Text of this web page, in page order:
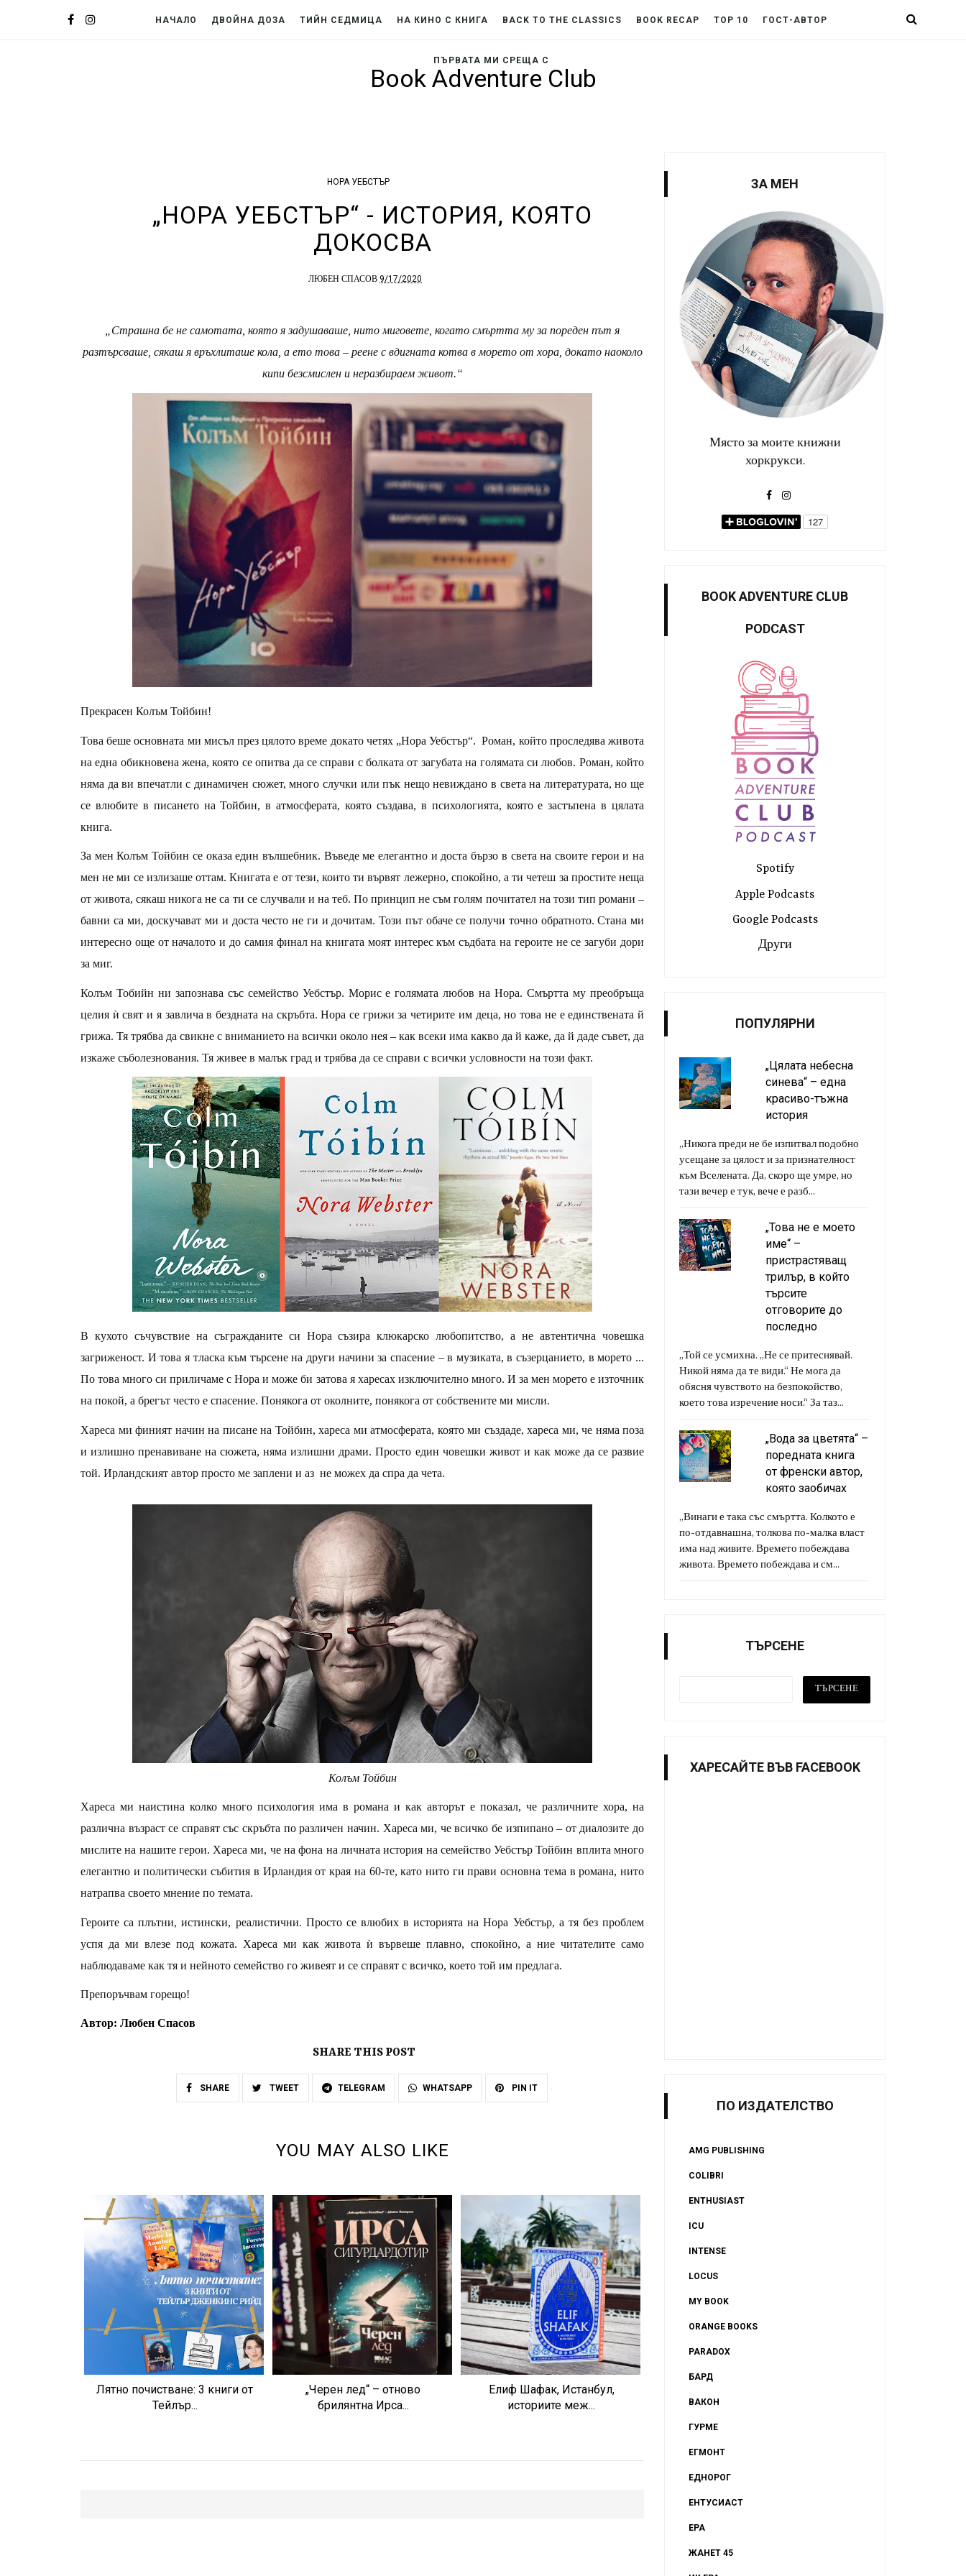
НАЧАЛО ДВОЙНА ДОЗА ТИЙН СЕДМИЦА НА КИНО С КНИГА BACK TO THE CLASSICS BOOK RECAP TOP 10 ГОСТ-АВТОР
ПЪРВАТА МИ СРЕЩА С
Book Adventure Club
НОРА УЕБСТЪР
„НОРА УЕБСТЪР“ - ИСТОРИЯ, КОЯТО
ДОКОСВА
ЛЮБЕН СПАСОВ 9/17/2020
„Страшна бе не самотата, която я задушаваше, нито миговете, когато смъртта му за пореден път я
разтърсваше, сякаш я връхлиташе кола, а ето това – реене с вдигната котва в морето от хора, докато наоколо
кипи безсмислен и неразбираем живот.“
Прекрасен Колъм Тойбин!
Това беше основната ми мисъл през цялото време докато четях „Нора Уебстър“. Роман, който проследява живота
на една обикновена жена, която се опитва да се справи с болката от загубата на голямата си любов. Роман, който
няма да ви впечатли с динамичен сюжет, много случки или пък нещо невиждано в света на литературата, но ще
се влюбите в писането на Тойбин, в атмосферата, която създава, в психологията, която е застъпена в цялата
книга.
За мен Колъм Тойбин се оказа един вълшебник. Въведе ме елегантно и доста бързо в света на своите герои и на
мен не ми се излизаше оттам. Книгата е от тези, които ти вървят лежерно, спокойно, а ти четеш за простите неща
от живота, сякаш никога не са ти се случвали и на теб. По принцип не съм голям почитател на този тип романи –
бавни са ми, доскучават ми и доста често не ги и дочитам. Този път обаче се получи точно обратното. Стана ми
интересно още от началото и до самия финал на книгата моят интерес към съдбата на героите не се загуби дори
за миг.
Колъм Тобийн ни запознава със семейство Уебстър. Морис е голямата любов на Нора. Смъртта му преобръща
целия ѝ свят и я завлича в бездната на скръбта. Нора се грижи за четирите им деца, но това не е единствената й
грижа. Тя трябва да свикне с вниманието на всички около нея – как всеки има какво да й каже, да й даде съвет, да
изкаже съболезнования. Тя живее в малък град и трябва да се справи с всички условности на този факт.
В кухото съчувствие на съгражданите си Нора съзира клюкарско любопитство, а не автентична човешка
загриженост. И това я тласка към търсене на други начини за спасение – в музиката, в съзерцанието, в морето ...
По това много си приличаме с Нора и може би затова я харесах изключително много. И за мен морето е източник
на покой, а брегът често е спасение. Понякога от околните, понякога от собствените ми мисли.
Хареса ми финият начин на писане на Тойбин, хареса ми атмосферата, която ми създаде, хареса ми, че няма поза
и излишно пренавиване на сюжета, няма излишни драми. Просто един човешки живот и как може да се развие
той. Ирландският автор просто ме заплени и аз не можех да спра да чета.
Колъм Тойбин
Хареса ми наистина колко много психология има в романа и как авторът е показал, че различните хора, на
различна възраст се справят със скръбта по различен начин. Хареса ми, че всичко бе изпипано – от диалозите до
мислите на нашите герои. Хареса ми, че на фона на личната история на семейство Уебстър Тойбин вплита много
елегантно и политически събития в Ирландия от края на 60-те, като нито ги прави основна тема в романа, нито
натрапва своето мнение по темата.
Героите са плътни, истински, реалистични. Просто се влюбих в историята на Нора Уебстър, а тя без проблем
успя да ми влезе под кожата. Хареса ми как живота ѝ вървеше плавно, спокойно, а ние читателите само
наблюдаваме как тя и нейното семейство го живеят и се справят с всичко, което той им предлага.
Препоръчвам горещо!
Автор: Любен Спасов
SHARE THIS POST
SHARE TWEET TELEGRAM WHATSAPP PIN IT
YOU MAY ALSO LIKE
Лятно почистване: 3 книги от
Тейлър...
„Черен лед“ – отново
брилянтна Ирса...
Елиф Шафак, Истанбул,
историите меж...
ЗА МЕН
Място за моите книжни
хоркрукси.
BOOK ADVENTURE CLUB
PODCAST
Spotify
Apple Podcasts
Google Podcasts
Други
ПОПУЛЯРНИ
„Цялата небесна
синева“ – една
красиво-тъжна
история
„Никога преди не бе изпитвал подобно
усещане за цялост и за признателност
към Вселената. Да, скоро ще умре, но
тази вечер е тук, вече е разб...
„Това не е моето
име“ –
пристрастяващ
трилър, в който
търсите
отговорите до
последно
„Той се усмихна. „Не се притеснявай.
Никой няма да те види.“ Не мога да
обясня чувството на безпокойство,
което това изречение носи.“ За таз...
„Вода за цветята“ –
поредната книга
от френски автор,
която заобичах
„Винаги е така със смъртта. Колкото е
по-отдавнашна, толкова по-малка власт
има над живите. Времето побеждава
живота. Времето побеждава и см...
ТЪРСЕНЕ
ХАРЕСАЙТE ВЪВ FACEBOOK
ПО ИЗДАТЕЛСТВО
AMG PUBLISHING
COLIBRI
ENTHUSIAST
ICU
INTENSE
LOCUS
MY BOOK
ORANGE BOOKS
PARADOX
БАРД
ВАКОН
ГУРМЕ
ЕГМОНТ
ЕДНОРОГ
ЕНТУСИАСТ
ЕРА
ЖАНЕТ 45